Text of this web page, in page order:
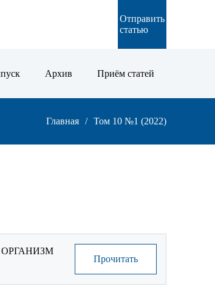
EN
Отправить
статью
Архив Приём статей
Строка
Главная Том 10 №1 (2022)
Прочитать